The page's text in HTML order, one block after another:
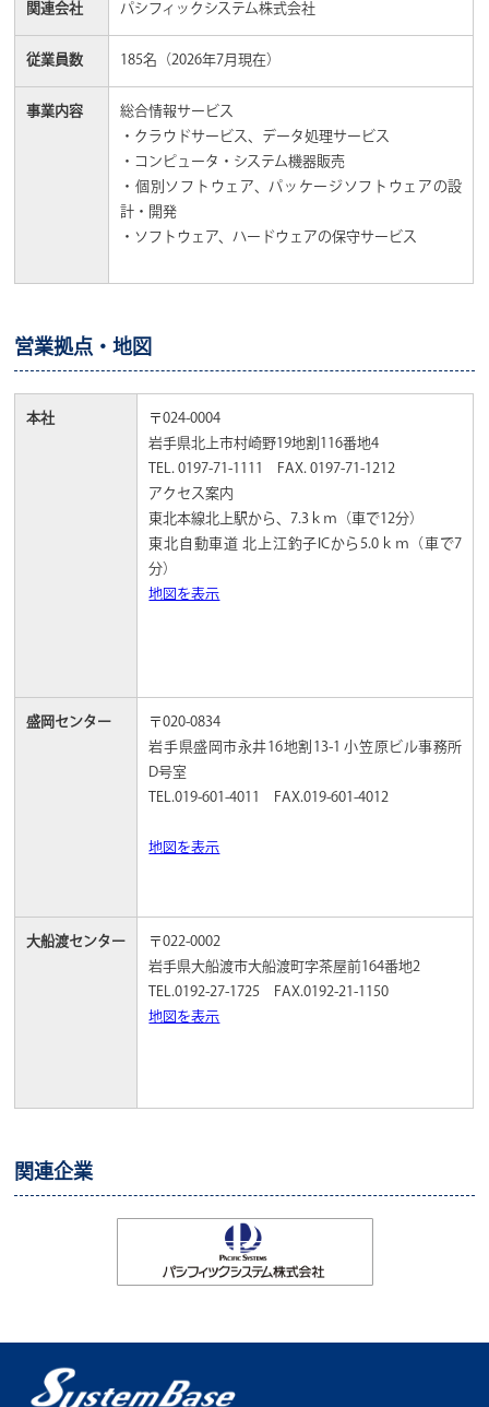
関連会社 パシフィックシステム株式会社
従業員数 185名（2026年7月現在）
事業内容
総合情報サービス
・クラウドサービス、データ処理サービス
・コンピュータ・システム機器販売
・個別ソフトウェア、パッケージソフトウェアの設
計・開発
・ソフトウェア、ハードウェアの保守サービス
営業拠点・地図
本社
〒024-0004
岩手県北上市村崎野19地割116番地4
TEL. 0197-71-1111 FAX. 0197-71-1212
アクセス案内
東北本線北上駅から、7.3ｋｍ（車で12分）
東北自動車道 北上江釣子ICから5.0ｋｍ（車で7
分）
地図を表示
盛岡センター
〒020-0834
岩手県盛岡市永井16地割13-1 小笠原ビル事務所
D号室
TEL.019-601-4011 FAX.019-601-4012
地図を表示
大船渡センター
〒022-0002
岩手県大船渡市大船渡町字茶屋前164番地2
TEL.0192-27-1725 FAX.0192-21-1150
地図を表示
関連企業